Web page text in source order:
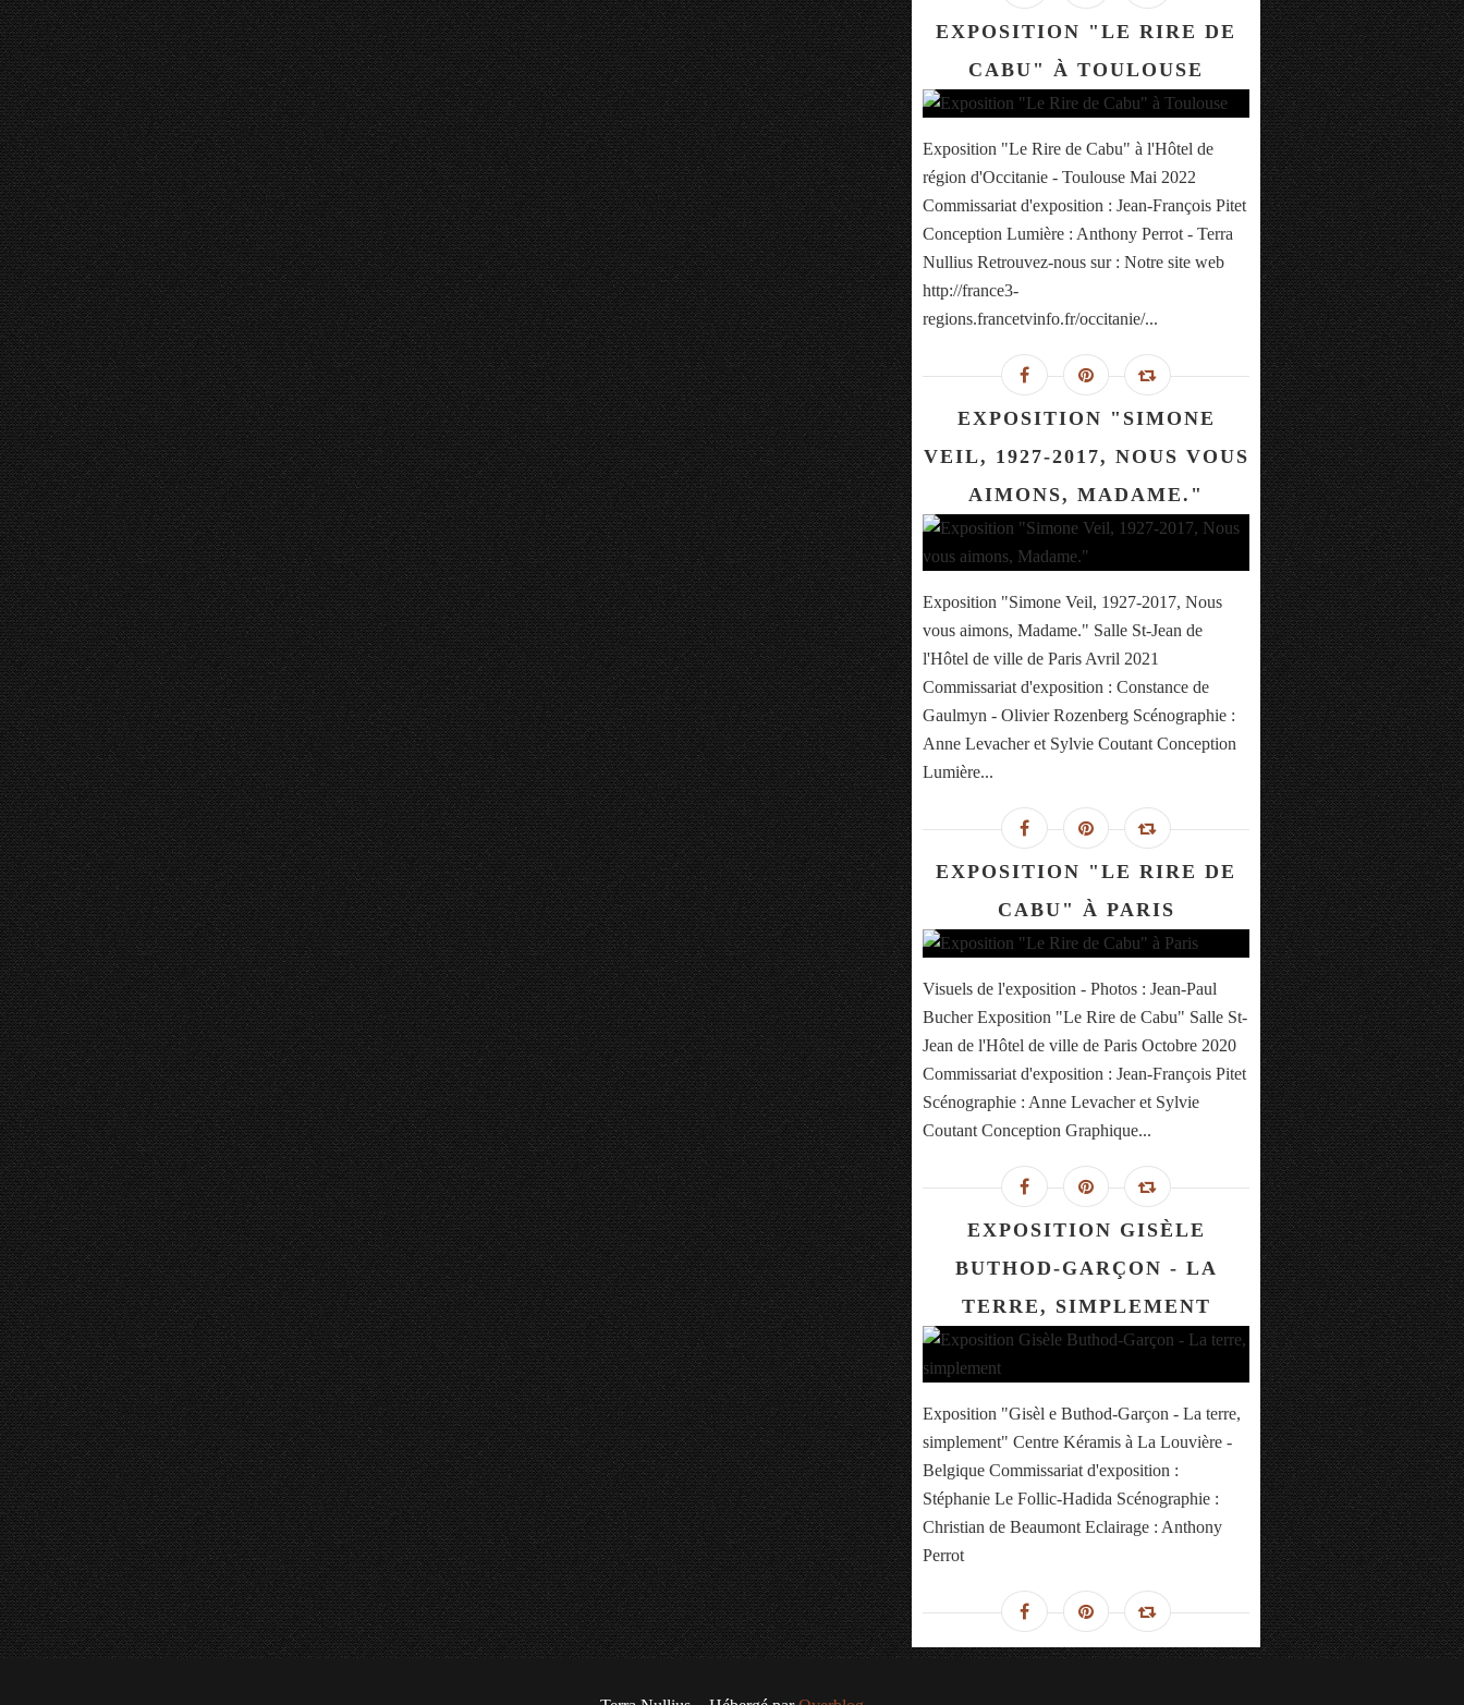
EXPOSITION "LE RIRE DE
CABU" À TOULOUSE
Exposition "Le Rire de Cabu" à l'Hôtel de
région d'Occitanie - Toulouse Mai 2022
Commissariat d'exposition : Jean-François Pitet
Conception Lumière : Anthony Perrot - Terra
Nullius Retrouvez-nous sur : Notre site web
http://france3-
regions.francetvinfo.fr/occitanie/...
EXPOSITION "SIMONE
VEIL, 1927-2017, NOUS VOUS
AIMONS, MADAME."
Exposition "Simone Veil, 1927-2017, Nous
vous aimons, Madame." Salle St-Jean de
l'Hôtel de ville de Paris Avril 2021
Commissariat d'exposition : Constance de
Gaulmyn - Olivier Rozenberg Scénographie :
Anne Levacher et Sylvie Coutant Conception
Lumière...
EXPOSITION "LE RIRE DE
CABU" À PARIS
Visuels de l'exposition - Photos : Jean-Paul
Bucher Exposition "Le Rire de Cabu" Salle St-
Jean de l'Hôtel de ville de Paris Octobre 2020
Commissariat d'exposition : Jean-François Pitet
Scénographie : Anne Levacher et Sylvie
Coutant Conception Graphique...
EXPOSITION GISÈLE
BUTHOD-GARÇON - LA
TERRE, SIMPLEMENT
Exposition "Gisèl e Buthod-Garçon - La terre,
simplement" Centre Kéramis à La Louvière -
Belgique Commissariat d'exposition :
Stéphanie Le Follic-Hadida Scénographie :
Christian de Beaumont Eclairage : Anthony
Perrot